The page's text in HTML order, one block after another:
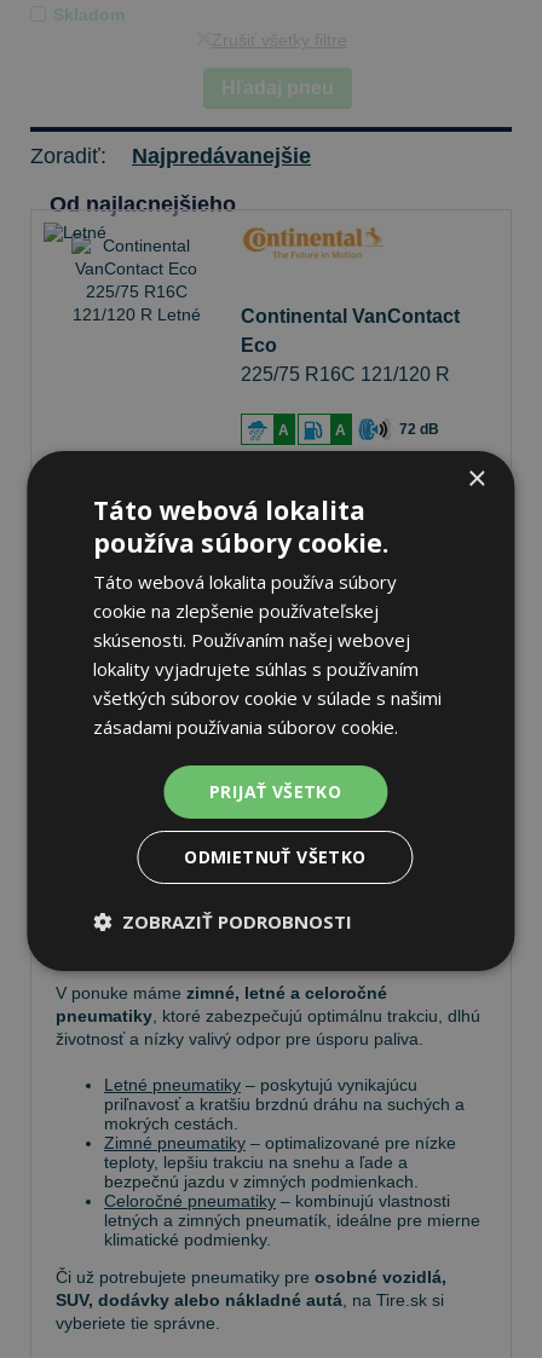
Skladom
Zrušiť všetky filtre
Hľadaj pneu
Zoradiť:
Najpredávanejšie
Od najlacnejšieho
Continental VanContact
Eco
225/75 R16C 121/120 R
A A 72 dB
K odberu na 17 pobočkách
187,56 €
Pneumatiky
Vyberte si kvalitné pneumatikypre bezpečnú,
komfortnú a úspornú jazdu. Na
nájdete široký
výber pneumatík pre rôzne typy vozidiel a jazdných
podmienok.
Barum, Matador,Semperit, ako aj ďalších výrobcov:
V ponuke máme zimné, letné a celoročné
pneumatiky , ktoré zabezpečujú optimálnu trakciu, dlhú
životnosť a nízky valivý odpor pre úsporu paliva.
Letné pneumatiky – poskytujú vynikajúcu
priľnavosť a kratšiu brzdnú dráhu na suchých a
mokrých cestách.
Zimné pneumatiky – optimalizované pre nízke
teploty, lepšiu trakciu na snehu a ľade a
bezpečnú jazdu v zimných podmienkach.
Celoročné pneumatiky – kombinujú vlastnosti
letných a zimných pneumatík, ideálne pre mierne
klimatické podmienky.
Či už potrebujete pneumatiky pre osobné vozidlá,
SUV, dodávky alebo nákladné autá , na Tire.sk si
vyberiete tie správne.
×
Táto webová lokalita
používa súbory cookie.
Táto webová lokalita používa súbory
cookie na zlepšenie používateľskej
skúsenosti. Používaním našej webovej
lokality vyjadrujete súhlas s používaním
všetkých súborov cookie v súlade s našimi
zásadami používania súborov cookie.
PRIJAŤ VŠETKO
ODMIETNUŤ VŠETKO
ZOBRAZIŤ PODROBNOSTI